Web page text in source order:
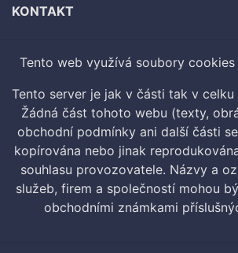
KONTAKT
Tento web využívá soubory cookies
Tento server je jak v části tak v
Žádná část tohoto webu (texty,
obchodní podmínky ani další části
kopírována nebo jinak
souhlasu provozovatele. Názvy a
služeb, firem a společností mohou
obchodními známkami